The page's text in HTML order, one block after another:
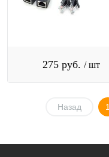
275 руб. / шт
Назад 1